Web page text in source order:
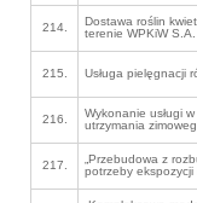
214.
Dostawa roślin
terenie WPKiW
215. Usługa pielęgnacji
216.
Wykonanie usługi
utrzymania
217.
„Przebudowa z
potrzeby ekspozycji